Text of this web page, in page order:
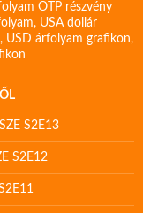
OTP részvény
, USA dollár
, USD árfolyam grafikon,
S2E13
S2E12